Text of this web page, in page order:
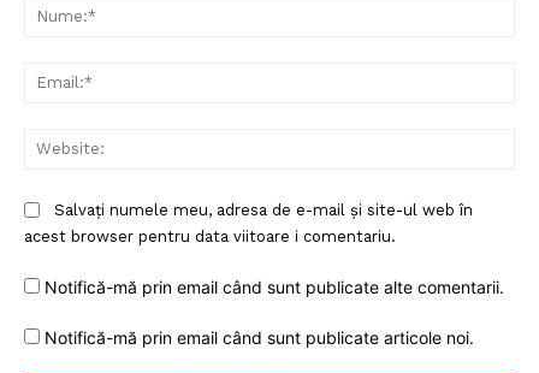
Salvați numele meu, adresa de e-mail și site-ul web în
acest browser pentru data viitoare i comentariu.
Notifică-mă prin email când sunt publicate alte comentarii.
Notifică-mă prin email când sunt publicate articole noi.